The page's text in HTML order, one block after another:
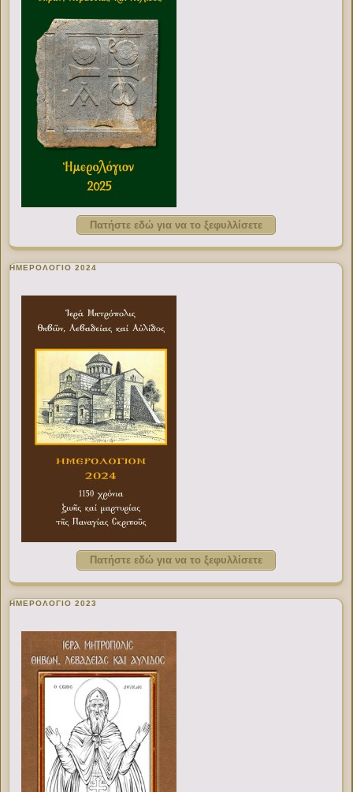
Πατήστε εδώ για να το ξεφυλλίσετε
ΗΜΕΡΟΛΟΓΙΟ 2024
Πατήστε εδώ για να το ξεφυλλίσετε
ΗΜΕΡΟΛΟΓΙΟ 2023